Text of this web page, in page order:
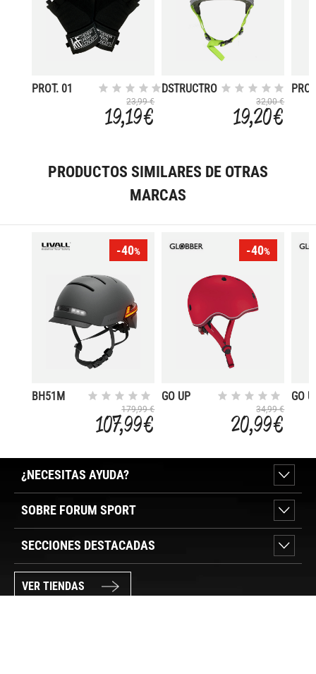
PROT. 01
23,99 €
19,19 €
DSTRUCTRO
32,00 €
19,20 €
PRODUCTOS SIMILARES DE OTRAS
MARCAS
-40%
BH51M
179,99 €
107,99 €
-40%
GO UP
34,99 €
20,99 €
GO
¿NECESITAS AYUDA?
SOBRE FORUM SPORT
SECCIONES DESTACADAS
VER TIENDAS